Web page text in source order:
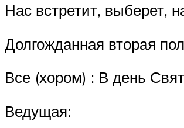
Нас встретит, выберет,
Долгожданная вторая
Все (хором) : В день
Ведущая: